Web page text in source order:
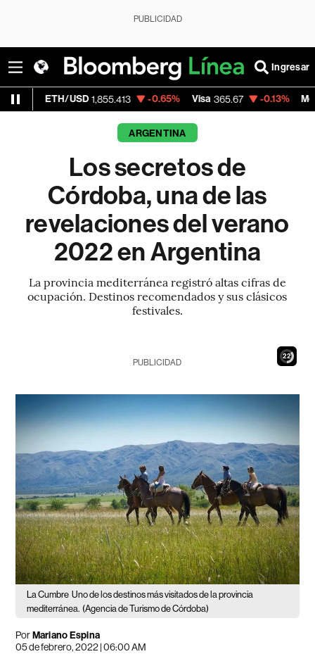
PUBLICIDAD
Ingresar
1,855.413 -0.65% Visa 365.67 -0.13% MercadoLibre
ARGENTINA
Los secretos de
Córdoba, una de las
revelaciones del verano
2022 en Argentina
La provincia mediterránea registró altas cifras de
ocupación. Destinos recomendados y sus clásicos
festivales.
20
PUBLICIDAD
La Cumbre Uno de los destinos más visitados de la provincia
mediterránea. (Agencia de Turismo de Córdoba)
PorMariano Espina
05 de febrero, 2022 | 06:00 AM